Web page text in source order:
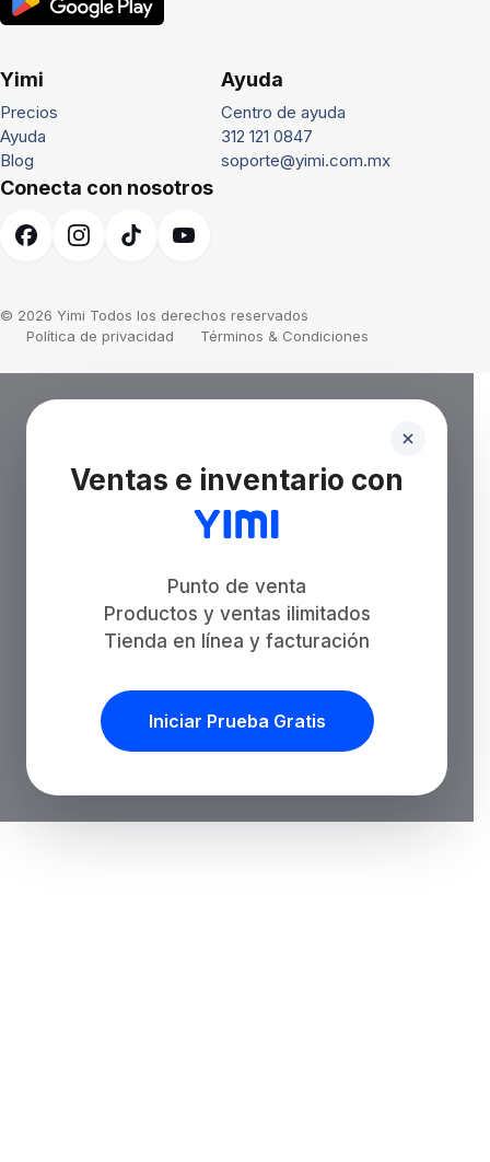
Yimi
Precios
Ayuda
Blog
Ayuda
Centro de ayuda
312 121 0847
soporte@yimi.com.mx
Conecta con nosotros
© 2026 Yimi Todos los derechos reservados
Política de privacidad
Términos & Condiciones
Ventas e inventario con
Punto de venta
Productos y ventas ilimitados
Tienda en línea y facturación
Iniciar Prueba Gratis